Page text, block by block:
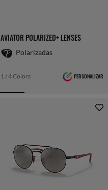
AVIATOR POLARIZED+ LENSES
Polarizadas
1 / 4 Colors PERSONALIZAR